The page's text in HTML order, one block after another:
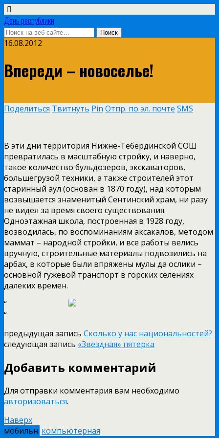
День республики
16.08.2012
Впереди – новоселье!
Поделиться Твитнуть Pin Отпр. по эл. почте SMS
В эти дни территория Нижне-Тебердинской СОШ
превратилась в масштабную стройку, и наверно,
такое количество бульдозеров, экскаваторов,
большегрузой техники, а также строителей этот
старинный аул (основан в 1870 году), над которым
возвышается знаменитый Сентинский храм, ни разу
не видел за время своего существования.
Одноэтажная школа, построенная в 1928 году,
возводилась, по воспоминаниям аксакалов, методом
маммат – народной стройки, и все работы велись
вручную, строительные материалы подвозились на
арбах, в которые были впряжены мулы да ослики –
основной гужевой транспорт в горских селениях
далеких времен.
“
“
предыдущая запись Сколько у нас национальностей?
следующая запись «Звездная» пятерка
Добавить комментарий
Для отправки комментария вам необходимо
авторизоваться.
Наверх
мобильн. компьютерная